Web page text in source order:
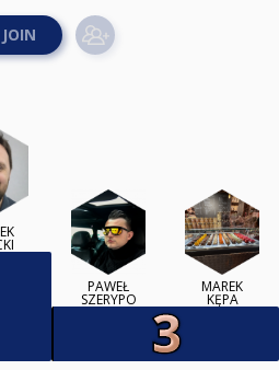
PAWEŁ
SZERYPO
MAREK
KĘPA